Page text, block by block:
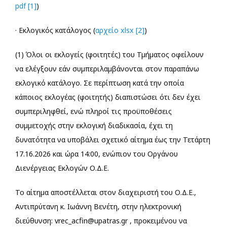
pdf [1])
· Εκλογικός κατάλογος (αρχείο xlsx [2])
(1) Όλοι οι εκλογείς (φοιτητές) του Τμήματος οφείλουν
να ελέγξουν εάν συμπεριλαμβάνονται στον παραπάνω
εκλογικό κατάλογο. Σε περίπτωση κατά την οποία
κάποιος εκλογέας (φοιτητής) διαπιστώσει ότι δεν έχει
συμπεριληφθεί, ενώ πληροί τις προϋποθέσεις
συμμετοχής στην εκλογική διαδικασία, έχει τη
δυνατότητα να υποβάλει σχετικό αίτημα έως την Τετάρτη
17.16.2026 και ώρα 14:00, ενώπιον του Οργάνου
Διενέργειας Εκλογών Ο.Δ.Ε.
Το αίτημα αποστέλλεται στον διαχειριστή του Ο.Δ.Ε.,
Αντιπρύτανη κ. Ιωάννη Βενέτη, στην ηλεκτρονική
διεύθυνση: vrec_acfin@upatras.gr , προκειμένου να